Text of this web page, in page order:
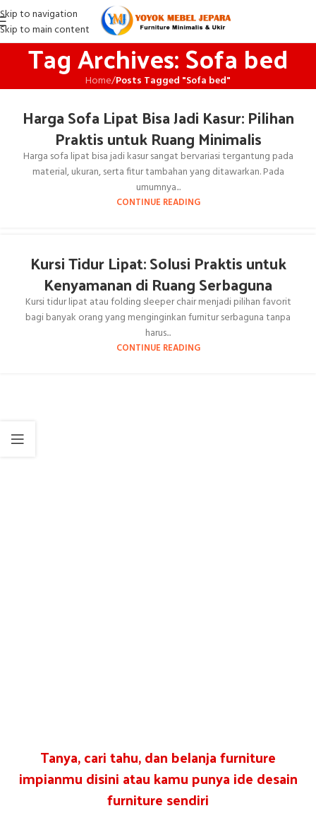
Skip to navigation
Skip to main content
Tag Archives: Sofa bed
Home/Posts Tagged "Sofa bed"
Harga Sofa Lipat Bisa Jadi Kasur: Pilihan
Praktis untuk Ruang Minimalis
Harga sofa lipat bisa jadi kasur sangat bervariasi tergantung pada
material, ukuran, serta fitur tambahan yang ditawarkan. Pada
umumnya...
CONTINUE READING
Kursi Tidur Lipat: Solusi Praktis untuk
Kenyamanan di Ruang Serbaguna
Kursi tidur lipat atau folding sleeper chair menjadi pilihan favorit
bagi banyak orang yang menginginkan furnitur serbaguna tanpa
harus...
CONTINUE READING
Tanya, cari tahu, dan belanja furniture
impianmu disini atau kamu punya ide desain
furniture sendiri